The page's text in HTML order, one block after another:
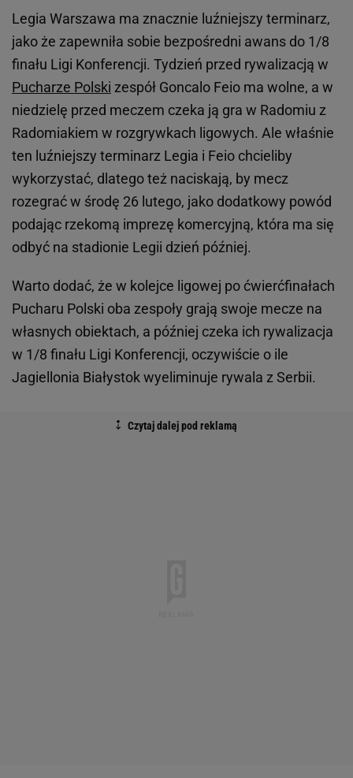
Legia Warszawa ma znacznie luźniejszy terminarz,
jako że zapewniła sobie bezpośredni awans do 1/8
finału Ligi Konferencji. Tydzień przed rywalizacją w
Pucharze Polski zespół Goncalo Feio ma wolne, a w
niedzielę przed meczem czeka ją gra w Radomiu z
Radomiakiem w rozgrywkach ligowych. Ale właśnie
ten luźniejszy terminarz Legia i Feio chcieliby
wykorzystać, dlatego też naciskają, by mecz
rozegrać w środę 26 lutego, jako dodatkowy powód
podając rzekomą imprezę komercyjną, która ma się
odbyć na stadionie Legii dzień później.
Warto dodać, że w kolejce ligowej po ćwierćfinałach
Pucharu Polski oba zespoły grają swoje mecze na
własnych obiektach, a później czeka ich rywalizacja
w 1/8 finału Ligi Konferencji, oczywiście o ile
Jagiellonia Białystok wyeliminuje rywala z Serbii.